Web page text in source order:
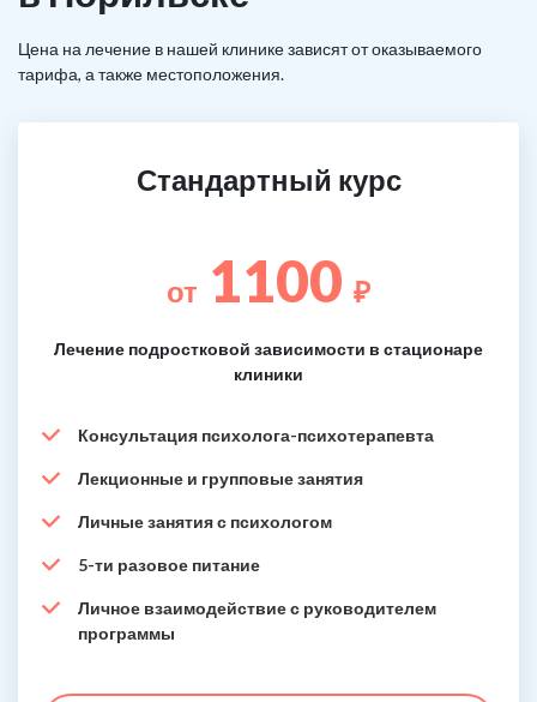
Цена на лечение в нашей клинике зависят от оказываемого
тарифа, а также местоположения.
Стандартный курс
от 1100 ₽
Лечение подростковой зависимости в стационаре
клиники
Консультация психолога-психотерапевта
Лекционные и групповые занятия
Личные занятия с психологом
5-ти разовое питание
Личное взаимодействие с руководителем
программы